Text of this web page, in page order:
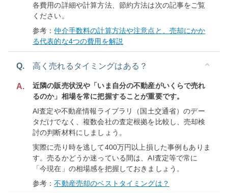
各費用の詳細や計算方法、節約方法は次の記事をご覧
ください。
参考：仲介手数料の計算方法や注意点と、売却にかか
る代表的な4つの費用を解説
Q. 高く売れるタイミングはある？
A.
近隣の販売状況や「いま自分の不動産がいくらで売れ
るのか」相場を常に把握することが重要です。
AI査定や不動産情報ライブラリ（国土交通省）のデー
タだけでなく、複数会社の査定根拠を比較し、売却検
討の判断材料にしましょう。
実際に売り時を逃して400万円以上損した事例もありま
す。売るかどうか迷っている間は、AI査定等で常に
「今現在」の相場感を把握しておきましょう。
参考：不動産売却のベストタイミングは？